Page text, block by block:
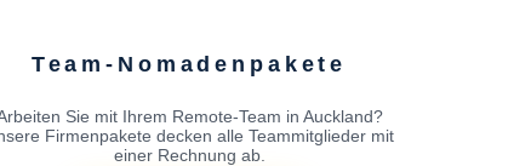
Team-Nomadenpakete
Sie mit Ihrem Remote-Team in Auckland?
Firmenpakete decken alle Teammitglieder mit
einer Rechnung ab.